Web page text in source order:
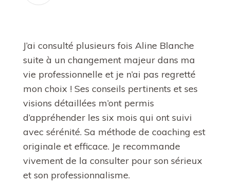
J’ai consulté plusieurs fois Aline Blanche
suite à un changement majeur dans ma
vie professionnelle et je n’ai pas regretté
mon choix ! Ses conseils pertinents et ses
visions détaillées m’ont permis
d’appréhender les six mois qui ont suivi
avec sérénité. Sa méthode de coaching est
originale et efficace. Je recommande
vivement de la consulter pour son sérieux
et son professionnalisme.